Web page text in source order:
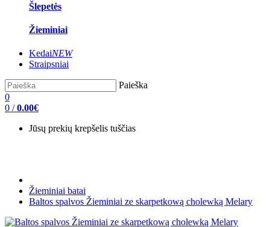
Šlepetės
Žieminiai
KedaiNEW
Straipsniai
Paieška
0
0 / 0.00€
Jūsų prekių krepšelis tuščias
Žieminiai batai
Baltos spalvos Žieminiai ze skarpetkową cholewką Melary